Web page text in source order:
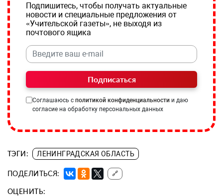
Подпишитесь, чтобы получать актуальные
новости и специальные предложения от
«Учительской газеты», не выходя из
почтового ящика
Подписаться
Соглашаюсь с политикой конфиденциальности и даю
согласие на обработку персональных данных
ТЭГИ: ЛЕНИНГРАДСКАЯ ОБЛАСТЬ
ПОДЕЛИТЬСЯ: 🔗
ОЦЕНИТЬ: